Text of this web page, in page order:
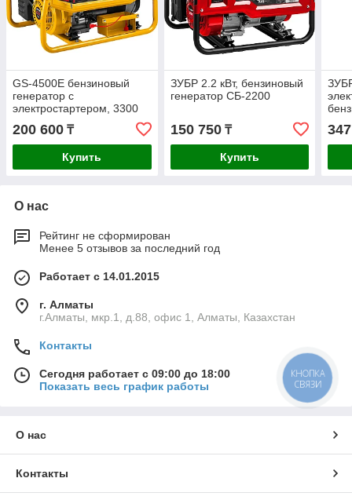
GS-4500Е бензиновый
генератор с
электростартером, 3300
200 600 ₸
Купить
ЗУБР 2.2 кВт, бензиновый
генератор СБ-2200
150 750₸
Купить
О нас
Рейтинг не сформирован
Менее 5 отзывов за последний год
Работает с 14.01.2015
г. Алматы
г.Алматы, мкр.1, д.88, офис 1, Алматы, Казахстан
Контакты
Сегодня работает с 09:00 до 18:00
Показать весь график работы
О нас
Контакты
КНОПКА
СВЯЗИ